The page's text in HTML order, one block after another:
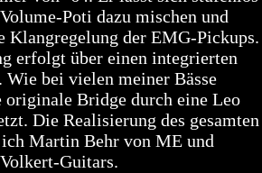
Poti dazu mischen und
Klangregelung der EMG-Pickups.
erfolgt über einen integrierten
bei vielen meiner Bässe
originale Bridge durch eine Leo
Die Realisierung des gesamten
Martin Behr von ME und
Guitars.